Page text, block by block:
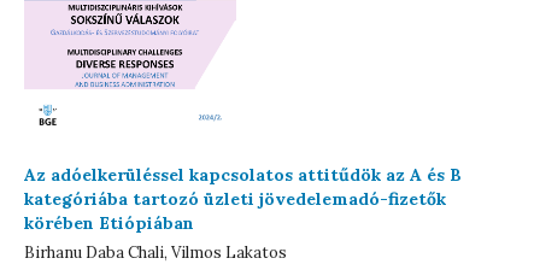
Az adóelkerüléssel kapcsolatos attitűdök az A és B
kategóriába tartozó üzleti jövedelemadó-fizetők
körében Etiópiában
Birhanu Daba Chali, Vilmos Lakatos